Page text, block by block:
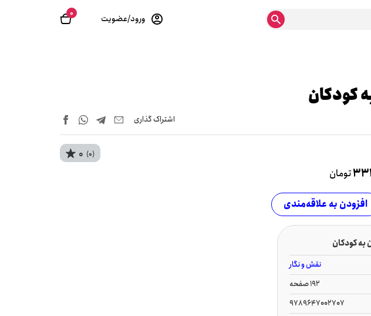
0 ورود/عضویت
کودکان
اشتراک‌ گذاری
0 (0)
تومان
افزودن به علاقه‌مندی
کودکان
نقش و نگار
192 صفحه
9789647002707